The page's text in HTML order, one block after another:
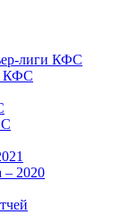
лиги КФС
КФС
– 2020